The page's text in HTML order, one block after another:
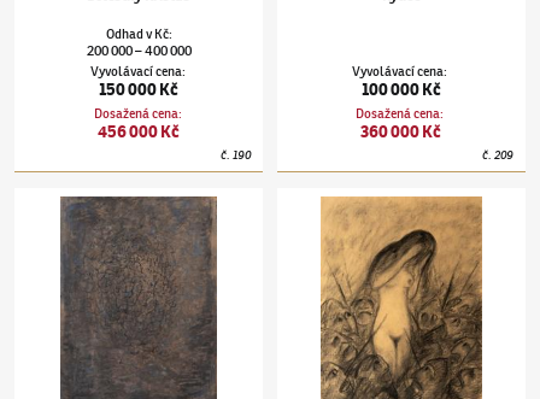
Odhadv Kč:
200 000–400 000
Vyvolávací cena:
150 000 Kč
Dosažená cena:
456 000 Kč
č.190
Vyvolávací cena:
100 000 Kč
Dosažená cena:
360 000 Kč
č.209
Alén Diviš(1900–1956)Hemžení Alén Diviš(1900–1956)Ezechiel XVI/37